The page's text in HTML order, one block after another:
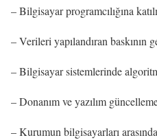
– Bilgisayar programcılığına
– Verileri yapılandıran baskının
– Bilgisayar sistemlerinde
– Donanım ve yazılım
– Kurumun bilgisayarları